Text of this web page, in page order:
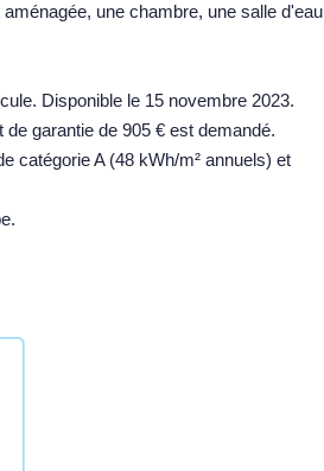
une chambre, une salle d'eau
Disponible le 15 novembre 2023.
garantie de 905 € est demandé.
catégorie A (48 kWh/m² annuels) et